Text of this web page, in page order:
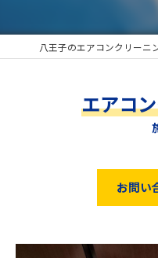
エアコ
お問い